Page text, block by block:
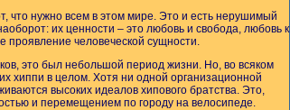
что нужно всем в этом мире. Это и есть нерушимый
их ценности – это любовь и свобода, любовь к
проявление человеческой сущности.
это был небольшой период жизни. Но, во всяком
хиппи в целом. Хотя ни одной организационной
высоких идеалов хипового братства. Это,
и перемещением по городу на велосипеде.